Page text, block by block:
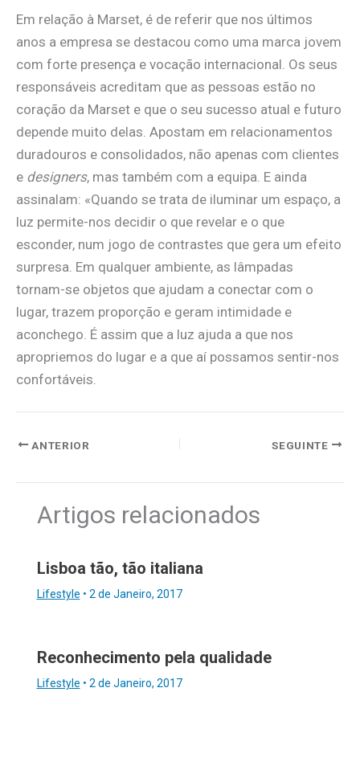
Em relação à Marset, é de referir que nos últimos
anos a empresa se destacou como uma marca jovem
com forte presença e vocação internacional. Os seus
responsáveis acreditam que as pessoas estão no
coração da Marset e que o seu sucesso atual e futuro
depende muito delas. Apostam em relacionamentos
duradouros e consolidados, não apenas com clientes
e designers, mas também com a equipa. E ainda
assinalam: «Quando se trata de iluminar um espaço, a
luz permite-nos decidir o que revelar e o que
esconder, num jogo de contrastes que gera um efeito
surpresa. Em qualquer ambiente, as lâmpadas
tornam-se objetos que ajudam a conectar com o
lugar, trazem proporção e geram intimidade e
aconchego. É assim que a luz ajuda a que nos
apropriemos do lugar e a que aí possamos sentir-nos
confortáveis.
ANTERIOR SEGUINTE
Artigos relacionados
Lisboa tão, tão italiana
Lifestyle • 2 de Janeiro, 2017
Reconhecimento pela qualidade
Lifestyle • 2 de Janeiro, 2017